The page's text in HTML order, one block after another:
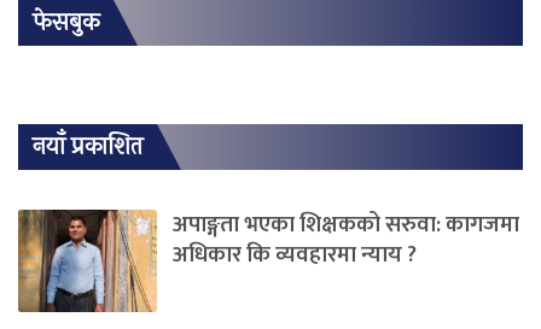
फेसबुक
नयाँ प्रकाशित
अपाङ्गता भएका शिक्षकको सरुवा: कागजमा
अधिकार कि व्यवहारमा न्याय ?